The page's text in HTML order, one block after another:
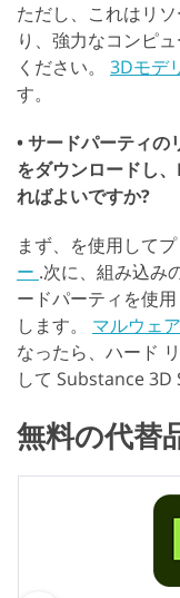
ただし、これはリ
り、強力なコンピ
ください。 3Dモデ
す。
• サードパーティ
をダウンロードし
ればよいですか?
まず、を使用して
ー .次に、組み込み
ードパーティを使
します。 マルウェ
なったら、ハード
して Substance 3D
無料の代替